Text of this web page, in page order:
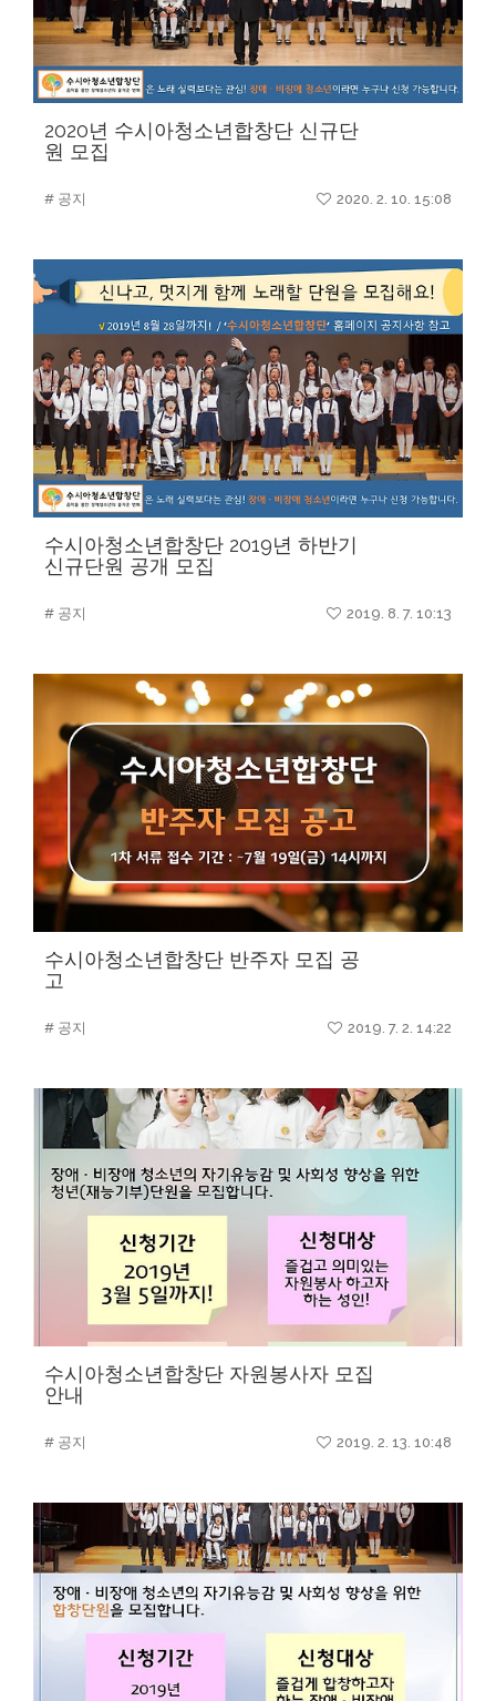
2020년 수시아청소년합창단 신규단
원 모집
# 공지 2020. 2. 10. 15:08
수시아청소년합창단 2019년 하반기
신규단원 공개 모집
# 공지 2019. 8. 7. 10:13
수시아청소년합창단 반주자 모집 공
고
# 공지 2019. 7. 2. 14:22
수시아청소년합창단 자원봉사자 모집
안내
# 공지 2019. 2. 13. 10:48